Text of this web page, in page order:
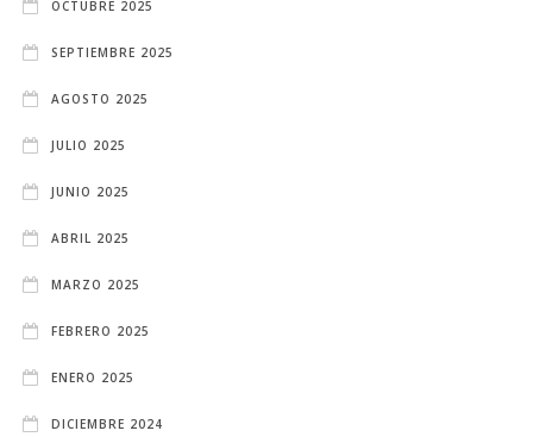
OCTUBRE 2025
SEPTIEMBRE 2025
AGOSTO 2025
JULIO 2025
JUNIO 2025
ABRIL 2025
MARZO 2025
FEBRERO 2025
ENERO 2025
DICIEMBRE 2024